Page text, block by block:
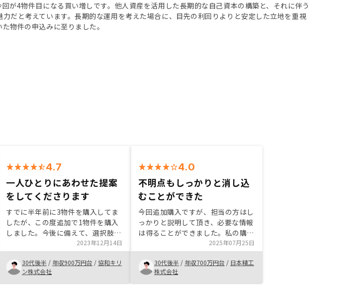
が4物件目になる買い増しです。他人資産を活用した長期的な自己資本の構築と、それに伴う
だと考えています。長期的な運用を考えた場合に、目先の利回りよりと安定した立地を重視
物件の申込みに至りました。
4.7
一人ひとりにあわせた提案
をしてくださります
すでに半年前に3物件を購入してま
したが、この度追加で1物件を購入
しました。今後に備えて、選択肢を
多く持つことのメリットを、担当の
方々を通じて感じさせていただけた
のが購入のきっかけです。一人ひと
りにあわせたご提案をしてくださる
印象があります。
2023年12月14日
30代後半 / 年収900万円台 /協和キリ
ン株式会社
4.0
不明点もしっかりと消し込
むことができた
今回追加購入ですが、担当の方はし
っかりと説明して頂き、必要な情報
は得ることができました。私の購入
状況等も含めて物件をお薦めして頂
き、不明点もしっかりと回答して頂
いたことで理解できたのでスムーズ
に決めることができました。 現在
検討している方は自分の状況を考え
2025年07月25日
30代後半 / 年収700万円台 / 日本精工
株式会社